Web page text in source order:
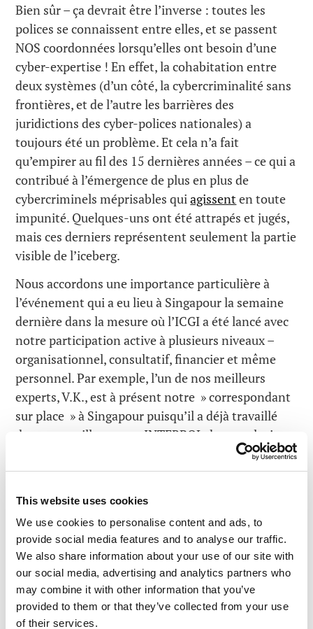
This website uses cookies
We use cookies to personalise content and ads, to
provide social media features and to analyse our traffic.
We also share information about your use of our site with
our social media, advertising and analytics partners who
may combine it with other information that you’ve
provided to them or that they’ve collected from your use
of their services.
Bien sûr – ça devrait être l’inverse : toutes les
polices se connaissent entre elles, et se passent
NOS coordonnées lorsqu’elles ont besoin d’une
cyber-expertise ! En effet, la cohabitation entre
deux systèmes (d’un côté, la cybercriminalité sans
frontières, et de l’autre les barrières des
juridictions des cyber-polices nationales) a
toujours été un problème. Et cela n’a fait
qu’empirer au fil des 15 dernières années – ce qui a
contribué à l’émergence de plus en plus de
cybercriminels méprisables quiagissent en toute
impunité. Quelques-uns ont été attrapés et jugés,
mais ces derniers représentent seulement la partie
visible de l’iceberg.
Nous accordons une importance particulière à
l’événement qui a eu lieu à Singapour la semaine
dernière dans la mesure où l’ICGI a été lancé avec
notre participation active à plusieurs niveaux –
organisationnel, consultatif, financier et même
personnel. Par exemple, l’un de nos meilleurs
experts, V.K., est à présent notre » correspondant
sur place » à Singapour puisqu’il a déjà travaillé
dans cette ville et pour INTERPOL durant plusieurs
années, et cela devrait continuer encore
longtemps. Il était chargé de développer en
compétences de ses collègues d’INTERPOL, et a
même participé à desenquêtes en cours
d’investigationqui le rendaient aussi heureux
qu’un enfant.